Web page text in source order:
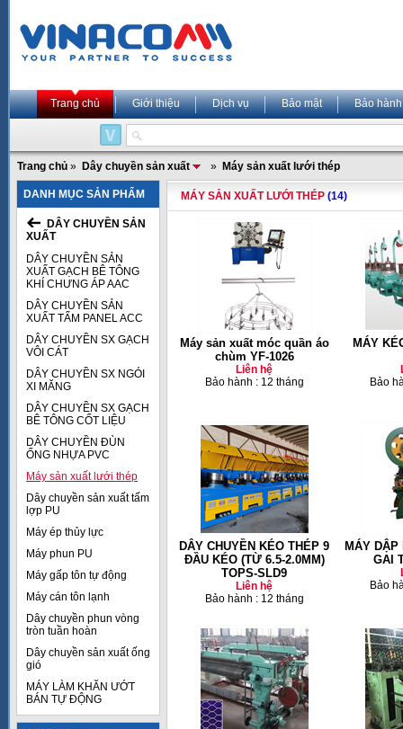
Trang chủ Giới thiệu Dịch vụ Bảo mật Bảo hành
Trang chủ » Dây chuyền sản xuất » Máy sản xuất lưới thép
DANH MỤC SẢN PHẨM
DÂY CHUYỀN SẢN
XUẤT
DÂY CHUYỀN SẢN
XUẤT GẠCH BÊ TÔNG
KHÍ CHƯNG ÁP AAC
DÂY CHUYỀN SẢN
XUẤT TẤM PANEL ACC
DÂY CHUYỀN SX GẠCH
VÔI CÁT
DÂY CHUYỀN SX NGÓI
XI MĂNG
DÂY CHUYỀN SX GẠCH
BÊ TÔNG CỐT LIỆU
DÂY CHUYỀN ĐÙN
ỐNG NHỰA PVC
Máy sản xuất lưới thép
Dây chuyền sản xuất tấm
lợp PU
Máy ép thủy lực
Máy phun PU
Máy gấp tôn tự động
Máy cán tôn lạnh
Dây chuyền phun vòng
tròn tuần hoàn
Dây chuyền sản xuất ống
gió
MÁY LÀM KHĂN ƯỚT
BÁN TỰ ĐỘNG
MÁY SẢN XUẤT LƯỚI THÉP (14)
Máy sản xuất móc quần áo
chùm YF-1026
Liên hệ
Bảo hành : 12 tháng
MÁY
Bảo
DÂY CHUYỀN KÉO THÉP 9
ĐẦU KÉO (TỪ 6.5-2.0MM)
TOPS-SLD9
Liên hệ
Bảo hành : 12 tháng
MÁY DẬP
GAI
Bảo